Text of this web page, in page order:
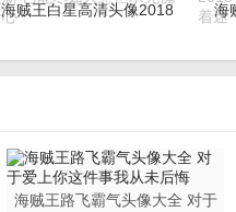
海贼王白星高清头像2018
海
海贼王路飞霸气头像大全 对于